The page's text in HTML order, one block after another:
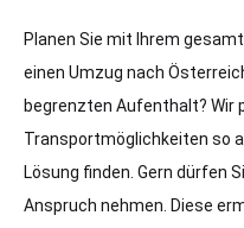
Planen Sie mit Ihrem
einen Umzug nach
begrenzten Aufenthalt? Wir
Transportmöglichkeiten so
Lösung finden. Gern dürfen
Anspruch nehmen. Diese